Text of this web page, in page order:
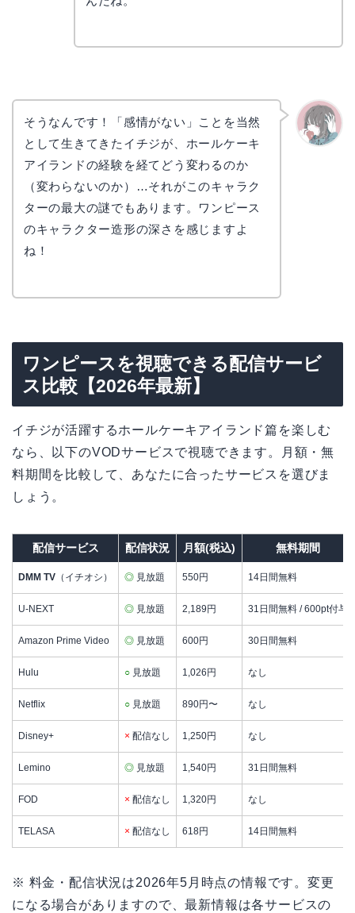
そうなんです！「感情がない」ことを当然
として生きてきたイチジが、ホールケーキ
アイランドの経験を経てどう変わるのか
（変わらないのか）…それがこのキャラク
ターの最大の謎でもあります。ワンピース
のキャラクター造形の深さを感じますよ
ね！
ワンピースを視聴できる配信サービ
ス比較【2026年最新】
イチジが活躍するホールケーキアイランド篇を楽しむ
なら、以下のVODサービスで視聴できます。月額・無
料期間を比較して、あなたに合ったサービスを選びま
しょう。
配信サービス 配信状況 月額(税込) 無料期間
DMM TV （イチオシ） ◎ 見放題 550円 14日間無料
U-NEXT ◎ 見放題 2,189円 31日間無料 / 600pt付与
Amazon Prime Video ◎ 見放題 600円 30日間無料
Hulu ○ 見放題 1,026円 なし
Netflix ○ 見放題 890円〜 なし
Disney+ × 配信なし 1,250円 なし
Lemino ◎ 見放題 1,540円 31日間無料
FOD × 配信なし 1,320円 なし
TELASA × 配信なし 618円 14日間無料
※ 料金・配信状況は2026年5月時点の情報です。変更
になる場合がありますので、最新情報は各サービスの